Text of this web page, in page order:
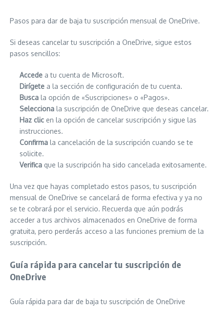
Pasos para dar de baja tu suscripción mensual de OneDrive.
Si deseas cancelar tu suscripción a OneDrive, sigue estos
pasos sencillos:
Accede a tu cuenta de Microsoft.
Dirígete a la sección de configuración de tu cuenta.
Busca la opción de «Suscripciones» o «Pagos».
Selecciona la suscripción de OneDrive que deseas cancelar.
Haz clic en la opción de cancelar suscripción y sigue las
instrucciones.
Confirma la cancelación de la suscripción cuando se te
solicite.
Verifica que la suscripción ha sido cancelada exitosamente.
Una vez que hayas completado estos pasos, tu suscripción
mensual de OneDrive se cancelará de forma efectiva y ya no
se te cobrará por el servicio. Recuerda que aún podrás
acceder a tus archivos almacenados en OneDrive de forma
gratuita, pero perderás acceso a las funciones premium de la
suscripción.
Guía rápida para cancelar tu suscripción de
OneDrive
Guía rápida para dar de baja tu suscripción de OneDrive